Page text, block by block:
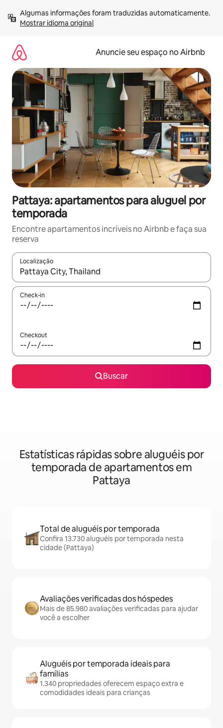
para
Mostrar idioma original
Anuncie seu espaço no Airbnb
Pattaya: apartamentos para aluguel por
temporada
Encontre apartamentos incríveis no Airbnb e faça sua
reserva
Localização
Quando os resultados estiverem disponíveis, explore-os
Check-in
Checkout
Buscar
Estatísticas rápidas sobre aluguéis por
temporada de apartamentos em
Pattaya
Total de aluguéis por temporada
Confira 13.730 aluguéis por temporada nesta
cidade (Pattaya)
Avaliações verificadas dos hóspedes
Mais de 85.980 avaliações verificadas para ajudar
você a escolher
Aluguéis por temporada ideais para
famílias
1.340 propriedades oferecem espaço extra e
comodidades ideais para crianças